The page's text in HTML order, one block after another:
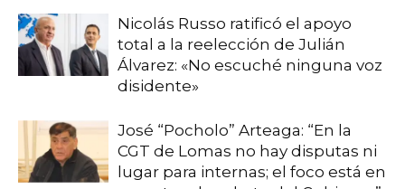
Nicolás Russo ratificó el apoyo
total a la reelección de Julián
Álvarez: «No escuché ninguna voz
disidente»
José “Pocholo” Arteaga: “En la
CGT de Lomas no hay disputas ni
lugar para internas; el foco está en